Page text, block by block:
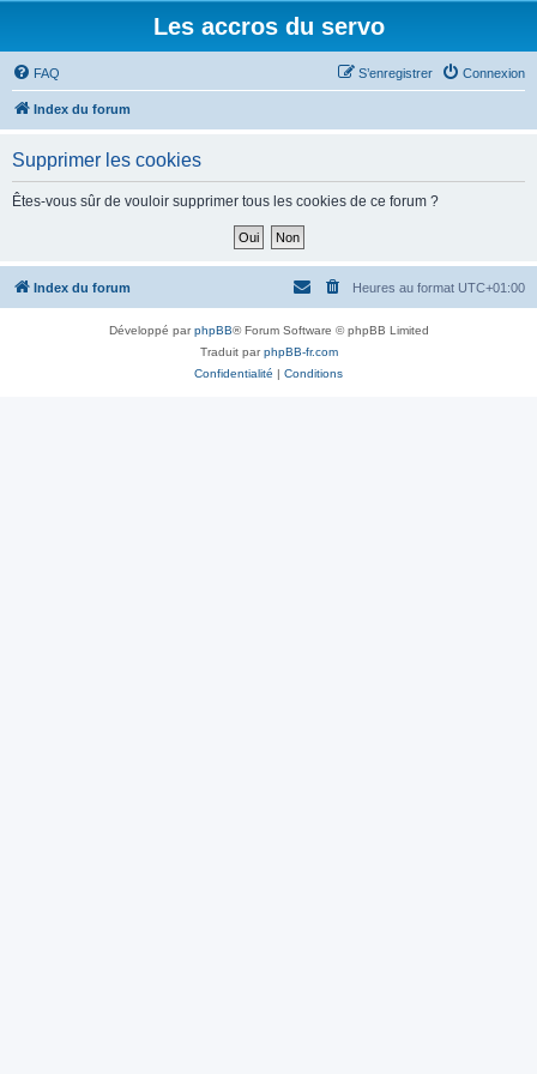
Les accros du servo
FAQ Connexion
S’enregistrer
Index du forum
Supprimer les cookies
Êtes-vous sûr de vouloir supprimer tous les cookies de ce forum ?
Index du forum Heures au format UTC+01:00
Développé parphpBB® Forum Software © phpBB Limited
Traduit parphpBB-fr.com
Confidentialité | Conditions